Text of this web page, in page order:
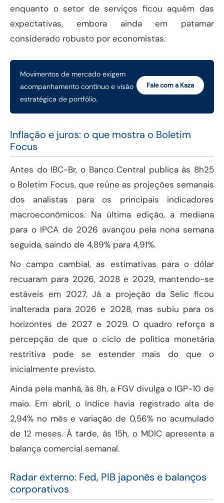
enquanto o setor de serviços ficou aquém das
expectativas, embora ainda em patamar
considerado robusto por economistas.
Movimentos de mercado exigem
acompanhamento contínuo e visão
estratégica de portfólio.
Fale com a Kaza
Inflação e juros: o que mostra o Boletim
Focus
Antes do IBC-Br, o Banco Central publica às 8h25
o Boletim Focus, que reúne as projeções semanais
dos analistas para os principais indicadores
macroeconômicos. Na última edição, a mediana
para o IPCA de 2026 avançou pela nona semana
seguida, saindo de 4,89% para 4,91%.
No campo cambial, as estimativas para o dólar
recuaram para 2026, 2028 e 2029, mantendo-se
estáveis em 2027. Já a projeção da Selic ficou
inalterada para 2026 e 2028, mas subiu para os
horizontes de 2027 e 2029. O quadro reforça a
percepção de que o ciclo de política monetária
restritiva pode se estender mais do que o
inicialmente previsto.
Ainda pela manhã, às 8h, a FGV divulga o IGP-10 de
maio. Em abril, o índice havia registrado alta de
2,94% no mês e variação de 0,56% no acumulado
de 12 meses. À tarde, às 15h, o MDIC apresenta a
balança comercial semanal.
Radar externo: Fed, PIB japonês e balanços
corporativos